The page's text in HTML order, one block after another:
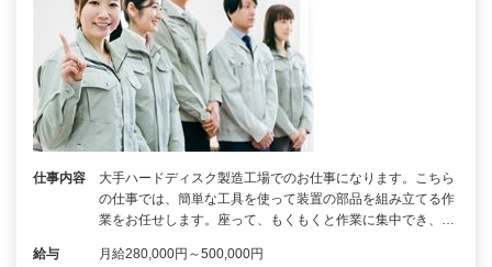
仕事内容
大手ハードディスク製造工場でのお仕事になります。こちら
の仕事では、簡単な工具を使って装置の部品を組み立てる作
業をお任せします。座って、もくもくと作業に集中でき、…
給与 月給280,000円～500,000円